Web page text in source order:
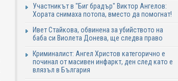
Участникът в "Биг брадър" Виктор Ангелов:
Хората снимаха потопа, вместо да помогнат!
Ивет Стайкова, обвинена за убийството на
баба си Виолета Донева, ще следва право
Криминалист: Ангел Христов категорично е
починал от масивен инфаркт, ден след като е
влязъл в България